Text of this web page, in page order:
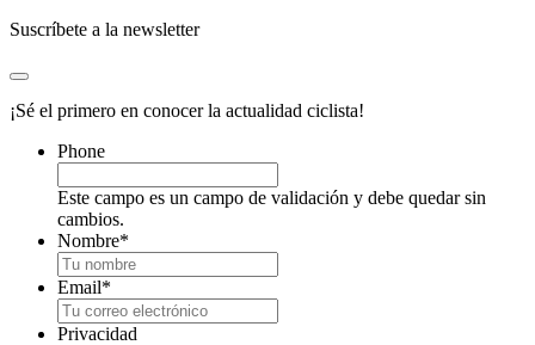
Suscríbete a la newsletter
¡Sé el primero en conocer la actualidad ciclista!
Phone
Este campo es un campo de validación y debe quedar sin
cambios.
Nombre*
Email*
Privacidad